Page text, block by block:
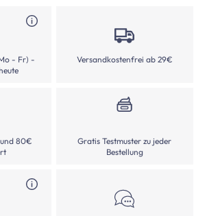
- Fr) -
Versandkostenfrei ab 29€
80€
Gratis Testmuster zu jeder
Bestellung